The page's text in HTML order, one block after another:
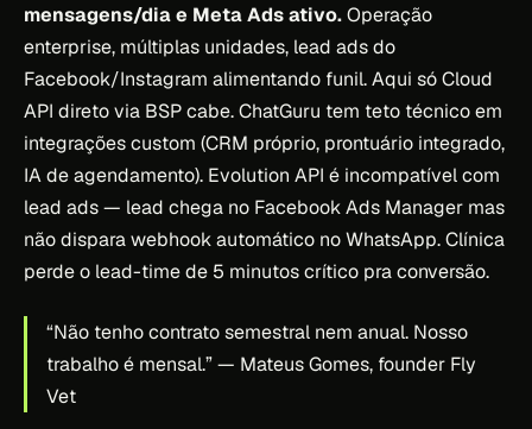
mensagens/dia e Meta Ads ativo.Operação
enterprise, múltiplas unidades, lead ads do
Facebook/Instagram alimentando funil. Aqui só Cloud
API direto via BSP cabe. ChatGuru tem teto técnico em
integrações custom (CRM próprio, prontuário integrado,
IA de agendamento). Evolution API é incompatível com
lead ads — lead chega no Facebook Ads Manager mas
não dispara webhook automático no WhatsApp. Clínica
perde o lead-time de 5 minutos crítico pra conversão.
“Não tenho contrato semestral nem anual. Nosso
trabalho é mensal.”— Mateus Gomes, founder Fly
Vet